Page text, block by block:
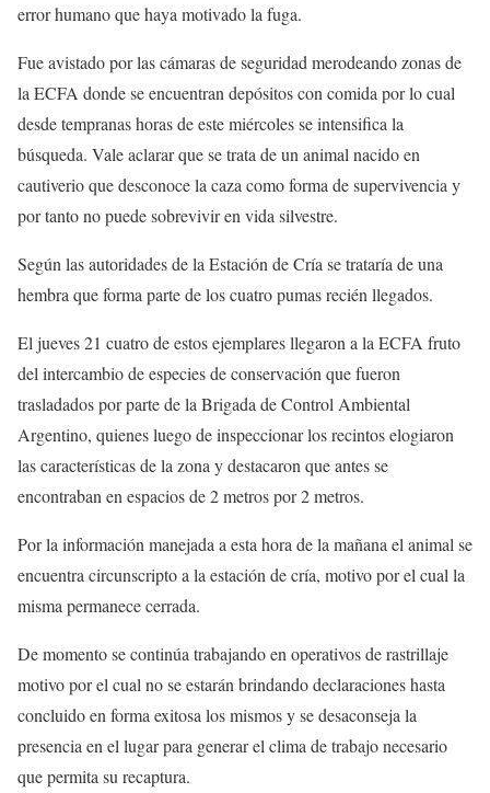
error humano que haya motivado la fuga.
Fue avistado por las cámaras de seguridad merodeando zonas de
la ECFA donde se encuentran depósitos con comida por lo cual
desde tempranas horas de este miércoles se intensifica la
búsqueda. Vale aclarar que se trata de un animal nacido en
cautiverio que desconoce la caza como forma de supervivencia y
por tanto no puede sobrevivir en vida silvestre.
Según las autoridades de la Estación de Cría se trataría de una
hembra que forma parte de los cuatro pumas recién llegados.
El jueves 21 cuatro de estos ejemplares llegaron a la ECFA fruto
del intercambio de especies de conservación que fueron
trasladados por parte de la Brigada de Control Ambiental
Argentino, quienes luego de inspeccionar los recintos elogiaron
las características de la zona y destacaron que antes se
encontraban en espacios de 2 metros por 2 metros.
Por la información manejada a esta hora de la mañana el animal se
encuentra circunscripto a la estación de cría, motivo por el cual la
misma permanece cerrada.
De momento se continúa trabajando en operativos de rastrillaje
motivo por el cual no se estarán brindando declaraciones hasta
concluido en forma exitosa los mismos y se desaconseja la
presencia en el lugar para generar el clima de trabajo necesario
que permita su recaptura.